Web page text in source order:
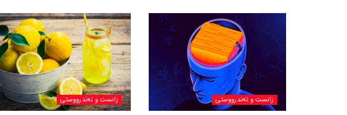
زانست و تەندرووستی زانست و تەندرووستی